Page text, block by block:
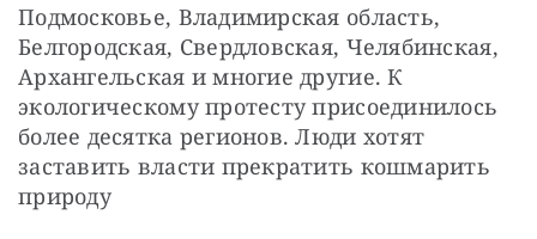
Подмосковье, Владимирская область,
Белгородская, Свердловская, Челябинская,
Архангельская и многие другие. К
экологическому протесту присоединилось
более десятка регионов. Люди хотят
заставить власти прекратить кошмарить
природу